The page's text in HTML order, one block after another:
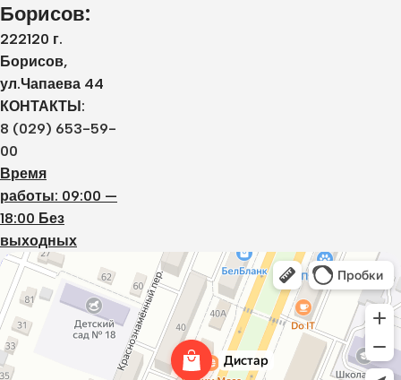
Борисов:
222120 г.
Борисов,
ул.Чапаева 44
КОНТАКТЫ:
8 (029) 653-59-
00
Время
работы: 09:00 —
18:00 Без
выходных
Дистар
Окна в Борисове
Двери в Борисове